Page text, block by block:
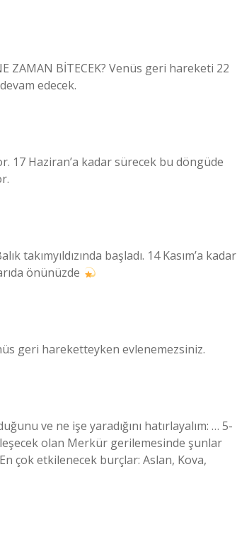
ZAMAN BİTECEK? Venüs geri hareketi 22
edecek.
17 Haziran’a kadar sürecek bu döngüde
takımyıldızında başladı. 14 Kasım’a kadar
önünüzde
geri hareketteyken evlenemezsiniz.
ve ne işe yaradığını hatırlayalım: … 5-
olan Merkür gerilemesinde şunlar
çok etkilenecek burçlar: Aslan, Kova,